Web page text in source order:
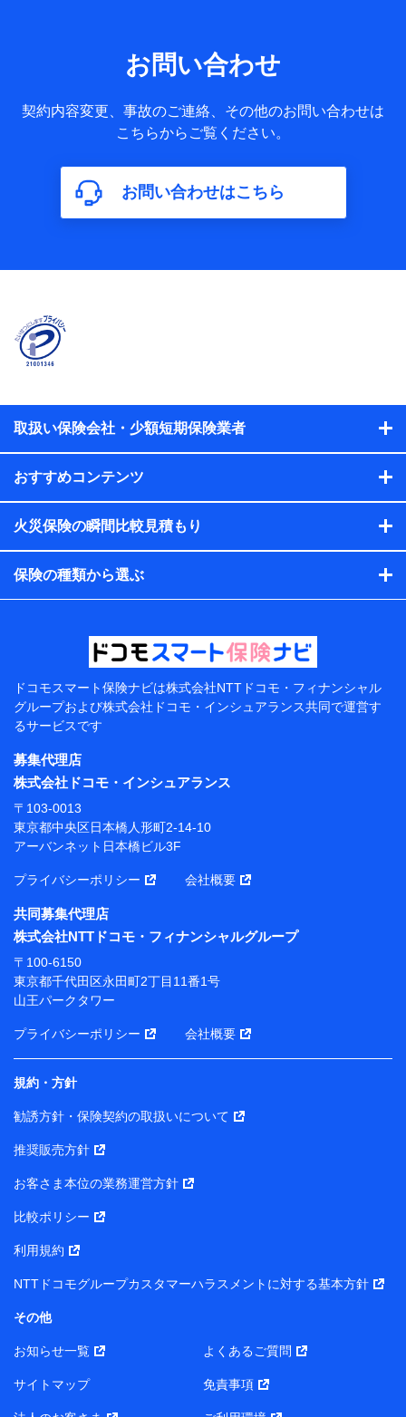
送信履歴などの情報）が含まれます。
約に関する情報。例として、保険契約者及び被保険者の氏
名、住所、生年月日、性別、保険契約者と被保険者の関係、
保険加入の目的、保険商品の内容、保険料、保険料のお支払
年数などの情報、ペットの種類や年齢などの情報などが含ま
れます。
【共同して利用する者の範囲】
株式会社NTTドコモ
当社又は株式会社NTTドコモが提供する保険関連サービスに
おけるユーザ登録受付および管理のため
当社又は株式会社NTTドコモと取引のあるもしくは委託を受
れらに付帯、関連する当社、株式会社NTTドコモおよび提携
会社のサービスを案内、提供するため
析して、お客さまの趣味・嗜好・傾向に応じたサービス・商
各種セミナーの開催のため
コンサルティングサービスの実施のため
アンケートやキャンペーン等の実施のため
上記に係る案内・手続き・管理等付帯業務を行うため
当該個人データを取り扱う各共同利用者（詳細は次のと
東京都千代田区永田町2丁目11番1号 山王パークタワー
株式会社NTTドコモ 代表取締役社長 前田 義晃
東京都中央区日本橋人形町2-14-10 アーバンネット日
本橋ビル 3F
長 吉村 忠義
※ 当社および株式会社NTTドコモは、お客さまの情報
ソナルデータ憲章」に定める行動原則を順守します 。
※ パーソナルデータダッシュボードの「第三者提供の
管理」の設定状態にかかわらず、共同利用する場合があ
ります。
※ dポイントクラブ会員ではないお客さま（2019年12
月11日以降、一度もdポイントクラブ会員であったこと
がないお客さまに限る）に関する、2019年12月10日以
前に取得した個人データは、こちら の利用目的の範囲内
当社は株式会社NTTドコモ・フィナンシャルグループ
との間で、以下のとおり個人データを共同利用しま
す。
【共同して利用される利用データの項目】
当社または株式会社NTTドコモ・フィナンシャルグルー
の個人データ
基本情報
性、連絡先、dポイントサービスのご利用に関する情報。例
所、dポイント残高、dポイント利用履歴などが含まれます。
当社または株式会社NTTドコモ・フィナンシャルグループが
報。例として、当社または株式会社NTTドコモ・フィナンシ
お問い合わせ
契約内容変更、事故のご連絡、その他のお問い合わせは
こちらからご覧ください。
お問い合わせはこちら
取扱い保険会社・少額短期保険業者
おすすめコンテンツ
火災保険の瞬間比較見積もり
保険の種類から選ぶ
ドコモスマート保険ナビは株式会社NTTドコモ・フィナンシャル
グループおよび株式会社ドコモ・インシュアランス共同で運営す
るサービスです
募集代理店
株式会社ドコモ・インシュアランス
〒103-0013
東京都中央区日本橋人形町2-14-10
アーバンネット日本橋ビル3F
プライバシーポリシー 会社概要
共同募集代理店
株式会社NTTドコモ・フィナンシャルグループ
〒100-6150
東京都千代田区永田町2丁目11番1号
山王パークタワー
プライバシーポリシー 会社概要
規約・方針
勧誘方針・保険契約の取扱いについて
推奨販売方針
お客さま本位の業務運営方針
比較ポリシー
利用規約
NTTドコモグループカスタマーハラスメントに対する基本方針
その他
お知らせ一覧 よくあるご質問
サイトマップ 免責事項